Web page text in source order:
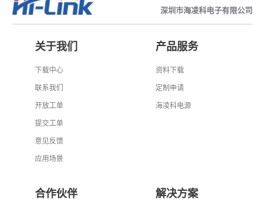
深圳市海凌科电子有限公司
关于我们
下载中心
联系我们
开放工单
提交工单
意见反馈
应用场景
产品服务
资料下载
定制申请
海凌科电源
合作伙伴 解决方案